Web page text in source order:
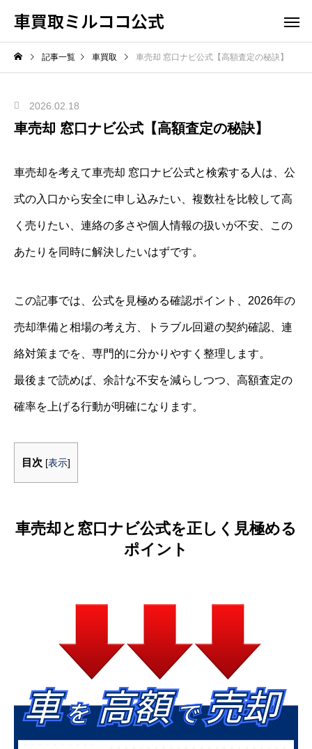
車買取ミルココ公式
記事一覧 車買取 車売却 窓口ナビ公式【高額査定の秘訣】
2026.02.18
車売却 窓口ナビ公式【高額査定の秘訣】
車売却を考えて車売却 窓口ナビ公式と検索する人は、公
式の入口から安全に申し込みたい、複数社を比較して高
く売りたい、連絡の多さや個人情報の扱いが不安、この
あたりを同時に解決したいはずです。
この記事では、公式を見極める確認ポイント、2026年の
売却準備と相場の考え方、トラブル回避の契約確認、連
絡対策までを、専門的に分かりやすく整理します。
最後まで読めば、余計な不安を減らしつつ、高額査定の
確率を上げる行動が明確になります。
目次 [表示]
車売却と窓口ナビ公式を正しく見極める
ポイント